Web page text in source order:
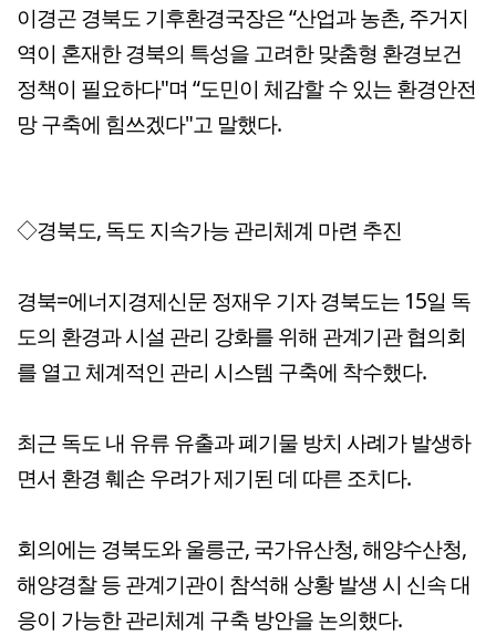
이경곤 경북도 기후환경국장은 “산업과 농촌, 주거지
역이 혼재한 경북의 특성을 고려한 맞춤형 환경보건
정책이 필요하다"며 “도민이 체감할 수 있는 환경안전
망 구축에 힘쓰겠다"고 말했다.
◇경북도, 독도 지속가능 관리체계 마련 추진
경북=에너지경제신문 정재우 기자 경북도는 15일 독
도의 환경과 시설 관리 강화를 위해 관계기관 협의회
를 열고 체계적인 관리 시스템 구축에 착수했다.
최근 독도 내 유류 유출과 폐기물 방치 사례가 발생하
면서 환경 훼손 우려가 제기된 데 따른 조치다.
회의에는 경북도와 울릉군, 국가유산청, 해양수산청,
해양경찰 등 관계기관이 참석해 상황 발생 시 신속 대
응이 가능한 관리체계 구축 방안을 논의했다.